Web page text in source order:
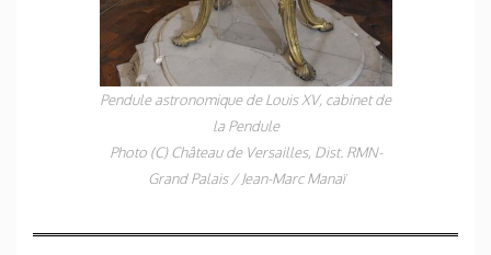
Pendule astronomique de Louis XV, cabinet de
la Pendule
Photo (C) Château de Versailles, Dist. RMN-
Grand Palais / Jean-Marc Manaï